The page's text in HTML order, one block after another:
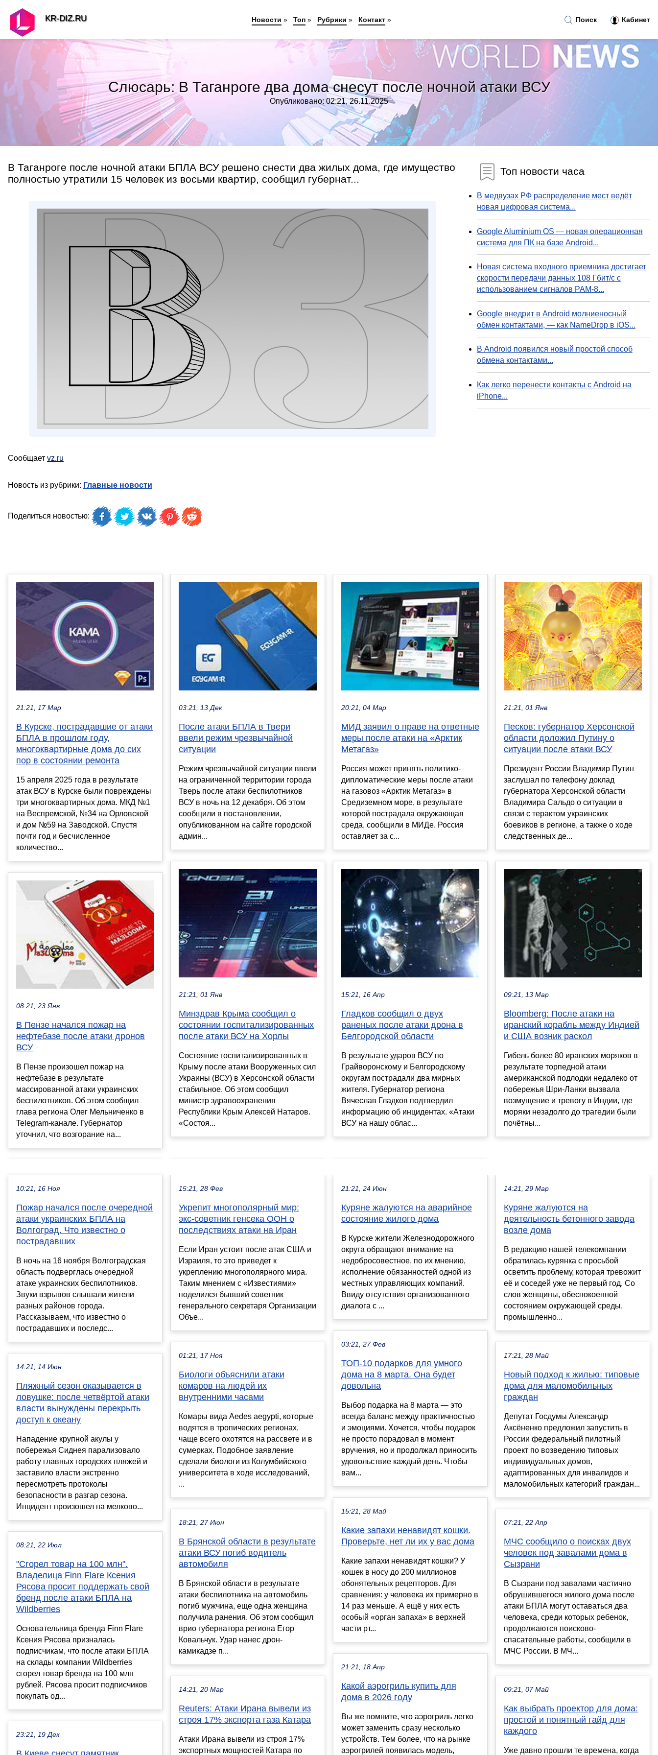
Слюсарь: В Таганроге два дома снесут после ночной атаки ВСУ
Опубликовано: 02:21, 26.11.2025
В Таганроге после ночной атаки БПЛА ВСУ решено снести два жилых дома, где имущество
полностью утратили 15 человек из восьми квартир, сообщил губернат...
Сообщает vz.ru
Новость из рубрики: Главные новости
Поделиться новостью:
Топ новости часа
В медвузах РФ распределение мест ведёт
новая цифровая система...
Google Aluminium OS — новая операционная
система для ПК на базе Android...
Новая система входного приемника достигает
скорости передачи данных 108 Гбит/с с
использованием сигналов PAM-8...
Google внедрит в Android молниеносный
обмен контактами, — как NameDrop в iOS...
В Android появился новый простой способ
обмена контактами...
Как легко перенести контакты с Android на
iPhone...
21:21, 17 Мар
В Курске, пострадавшие от атаки
БПЛА в прошлом году,
многоквартирные дома до сих
пор в состоянии ремонта
15 апреля 2025 года в результате
атак ВСУ в Курске были повреждены
три многоквартирных дома. МКД №1
на Веспремской, №34 на Орловской
и дом №59 на Заводской. Спустя
почти год и бесчисленное
количество...
08:21, 23 Янв
В Пензе начался пожар на
нефтебазе после атаки дронов
ВСУ
В Пензе произошел пожар на
нефтебазе в результате
массированной атаки украинских
беспилотников. Об этом сообщил
глава региона Олег Мельниченко в
Telegram-канале. Губернатор
уточнил, что возгорание на...
03:21, 13 Дек
После атаки БПЛА в Твери
ввели режим чрезвычайной
ситуации
Режим чрезвычайной ситуации ввели
на ограниченной территории города
Тверь после атаки беспилотников
ВСУ в ночь на 12 декабря. Об этом
сообщили в постановлении,
опубликованном на сайте городской
админ...
21:21, 01 Янв
Минздрав Крыма сообщил о
состоянии госпитализированных
после атаки ВСУ на Хорлы
Состояние госпитализированных в
Крыму после атаки Вооруженных сил
Украины (ВСУ) в Херсонской области
стабильное. Об этом сообщил
министр здравоохранения
Республики Крым Алексей Натаров.
«Состоя...
20:21, 04 Мар
МИД заявил о праве на ответные
меры после атаки на «Арктик
Метагаз»
Россия может принять политико-
дипломатические меры после атаки
на газовоз «Арктик Метагаз» в
Средиземном море, в результате
которой пострадала окружающая
среда, сообщили в МИДе. Россия
оставляет за с...
15:21, 16 Апр
Гладков сообщил о двух
раненых после атаки дрона в
Белгородской области
В результате ударов ВСУ по
Грайворонскому и Белгородскому
округам пострадали два мирных
жителя. Губернатор региона
Вячеслав Гладков подтвердил
информацию об инцидентах. «Атаки
ВСУ на нашу облас...
21:21, 01 Янв
Песков: губернатор Херсонской
области доложил Путину о
ситуации после атаки ВСУ
Президент России Владимир Путин
заслушал по телефону доклад
губернатора Херсонской области
Владимира Сальдо о ситуации в
связи с терактом украинских
боевиков в регионе, а также о ходе
следственных де...
09:21, 13 Мар
Bloomberg: После атаки на
иранский корабль между Индией
и США возник раскол
Гибель более 80 иранских моряков в
результате торпедной атаки
американской подлодки недалеко от
побережья Шри-Ланки вызвала
возмущение и тревогу в Индии, где
моряки незадолго до трагедии были
почётны...
10:21, 16 Ноя
Пожар начался после очередной
атаки украинских БПЛА на
Волгоград. Что известно о
пострадавших
В ночь на 16 ноября Волгоградская
область подверглась очередной
атаке украинских беспилотников.
Звуки взрывов слышали жители
разных районов города.
Рассказываем, что известно о
пострадавших и последс...
14:21, 14 Июн
Пляжный сезон оказывается в
ловушке: после четвёртой атаки
власти вынуждены перекрыть
доступ к океану
Нападение крупной акулы у
побережья Сиднея парализовало
работу главных городских пляжей и
заставило власти экстренно
пересмотреть протоколы
безопасности в разгар сезона.
Инцидент произошел на мелково...
08:21, 22 Июл
"Сгорел товар на 100 млн".
Владелица Finn Flare Ксения
Рясова просит поддержать свой
бренд после атаки БПЛА на
Wildberries
Основательница бренда Finn Flare
Ксения Рясова призналась
подписчикам, что после атаки БПЛА
на склады компании Wildberries
сгорел товар бренда на 100 млн
рублей. Рясова просит подписчиков
покупать од...
23:21, 19 Дек
15:21, 28 Фев
Укрепит многополярный мир:
экс-советник генсека ООН о
последствиях атаки на Иран
Если Иран устоит после атак США и
Израиля, то это приведет к
укреплению многополярного мира.
Таким мнением с «Известиями»
поделился бывший советник
генерального секретаря Организации
Объе...
01:21, 17 Ноя
Биологи объяснили атаки
комаров на людей их
внутренними часами
Комары вида Aedes aegypti, которые
водятся в тропических регионах,
чаще всего охотятся на рассвете и в
сумерках. Подобное заявление
сделали биологи из Колумбийского
университета в ходе исследований,
...
18:21, 27 Июн
В Брянской области в результате
атаки ВСУ погиб водитель
автомобиля
В Брянской области в результате
атаки беспилотника на автомобиль
погиб мужчина, еще одна женщина
получила ранения. Об этом сообщил
врио губернатора региона Егор
Ковальчук. Удар нанес дрон-
камикадзе п...
14:21, 20 Мар
Reuters: Атаки Ирана вывели из
строя 17% экспорта газа Катара
Атаки Ирана вывели из строя 17%
экспортных мощностей Катара по
21:21, 24 Июн
Куряне жалуются на аварийное
состояние жилого дома
В Курске жители Железнодорожного
округа обращают внимание на
недобросовестное, по их мнению,
исполнение обязанностей одной из
местных управляющих компаний.
Ввиду отсутствия организованного
диалога с ...
03:21, 27 Фев
ТОП-10 подарков для умного
дома на 8 марта. Она будет
довольна
Выбор подарка на 8 марта — это
всегда баланс между практичностью
и эмоциями. Хочется, чтобы подарок
не просто порадовал в момент
вручения, но и продолжал приносить
удовольствие каждый день. Чтобы
вам...
15:21, 28 Май
Какие запахи ненавидят кошки.
Проверьте, нет ли их у вас дома
Какие запахи ненавидят кошки? У
кошек в носу до 200 миллионов
обонятельных рецепторов. Для
сравнения: у человека их примерно в
14 раз меньше. А ещё у них есть
особый «орган запаха» в верхней
части рт...
21:21, 18 Апр
Какой аэрогриль купить для
дома в 2026 году
Вы же помните, что аэрогриль легко
может заменить сразу несколько
устройств. Тем более, что на рынке
аэрогрилей появилась модель,
14:21, 29 Мар
Куряне жалуются на
деятельность бетонного завода
возле дома
В редакцию нашей телекомпании
обратилась курянка с просьбой
осветить проблему, которая тревожит
её и соседей уже не первый год. Со
слов женщины, обеспокоенной
состоянием окружающей среды,
промышленно...
17:21, 28 Май
Новый подход к жилью: типовые
дома для маломобильных
граждан
Депутат Госдумы Александр
Аксёненко предложил запустить в
России федеральный пилотный
проект по возведению типовых
индивидуальных домов,
адаптированных для инвалидов и
маломобильных категорий граждан...
07:21, 22 Апр
МЧС сообщило о поисках двух
человек под завалами дома в
Сызрани
В Сызрани под завалами частично
обрушившегося жилого дома после
атаки БПЛА могут оставаться два
человека, среди которых ребенок,
продолжаются поисково-
спасательные работы, сообщили в
МЧС России. В МЧ...
09:21, 07 Май
Как выбрать проектор для дома:
простой и понятный гайд для
каждого
Уже давно прошли те времена, когда
Поиск Кабинет
KR-DIZ.RU Новости » Топ » Рубрики » Контакт »